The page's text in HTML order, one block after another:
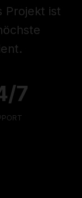
Projekt ist
7